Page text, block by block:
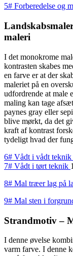
5# Forberedelse og
maleri
I det monokrome
kontrasten skabes
en farve er at der
maleriet på en
udfordrende at male
maling kan tage
paynes gray eller
blive mørkt, da det
kraft af kontrast
tydeligt hvad der
6# Vådt i vådt teknik
7# Vådt i tørt teknik
8# Mal træer lag på
9# Mal sten i
Strandmotiv –
I denne øvelse
varm farve. I denne